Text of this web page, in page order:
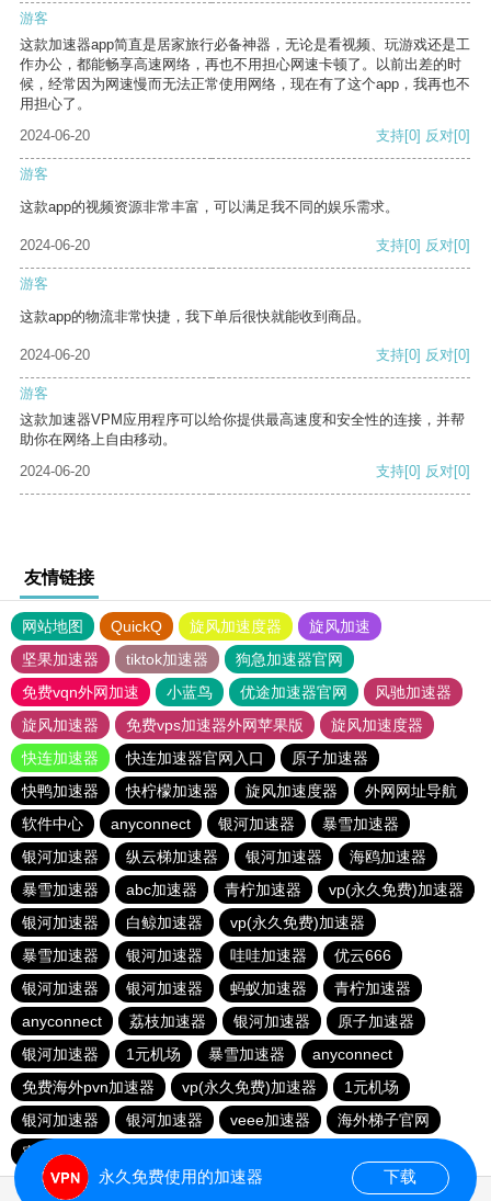
游客
这款加速器app简直是居家旅行必备神器，无论是看视频、玩游戏还是工
作办公，都能畅享高速网络，再也不用担心网速卡顿了。以前出差的时
候，经常因为网速慢而无法正常使用网络，现在有了这个app，我再也不
用担心了。
2024-06-20
支持[0] 反对[0]
游客
这款app的视频资源非常丰富，可以满足我不同的娱乐需求。
2024-06-20 支持[0] 反对[0]
游客
这款app的物流非常快捷，我下单后很快就能收到商品。
2024-06-20 支持[0] 反对[0]
游客
这款加速器VPM应用程序可以给你提供最高速度和安全性的连接，并帮
助你在网络上自由移动。
2024-06-20
支持[0] 反对[0]
友情链接
网站地图 QuickQ 旋风加速度器
旋风加速
坚果加速器
tiktok加速器
狗急加速器官网
免费vqn外网加速
小蓝鸟 优途加速器官网
风驰加速器
旋风加速器
免费vps加速器外网苹果版
旋风加速度器
快连加速器
快连加速器官网入口
原子加速器
快鸭加速器
快柠檬加速器 旋风加速度器
外网网址导航
软件中心
anyconnect 银河加速器
暴雪加速器
银河加速器
纵云梯加速器 银河加速器
海鸥加速器
暴雪加速器
abc加速器 青柠加速器
vp(永久免费)加速器
银河加速器
白鲸加速器
vp(永久免费)加速器
暴雪加速器
银河加速器 哇哇加速器
优云666
银河加速器
银河加速器 蚂蚁加速器
青柠加速器
anyconnect
荔枝加速器 银河加速器
原子加速器
银河加速器
1元机场 暴雪加速器
anyconnect
免费海外pvn加速器
vp(永久免费)加速器
1元机场
银河加速器
银河加速器 veee加速器
海外梯子官网
蜜蜂加速器
永久免费使用的加速器 下载